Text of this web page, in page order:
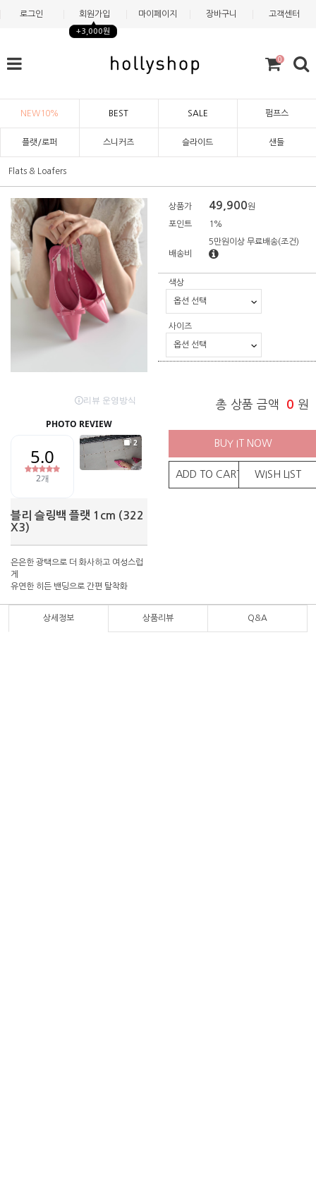
로그인 회원가입
+3,000원
마이페이지 장바구니 고객센터
0
NEW10% BEST SALE 펌프스
플랫/로퍼 스니커즈 슬라이드 샌들
Flats & Loafers
블리 슬링백 플랫 1cm (322
X3)
은은한 광택으로 더 화사하고 여성스럽
게
유연한 히든 밴딩으로 간편 탈착화
상품가 49,900원
포인트 1%
배송비
5만원이상 무료배송(조건)
색상
사이즈
총 상품 금액 0 원
BUY IT NOW
ADD TO CART WISH LIST
상세정보 상품리뷰 Q&A